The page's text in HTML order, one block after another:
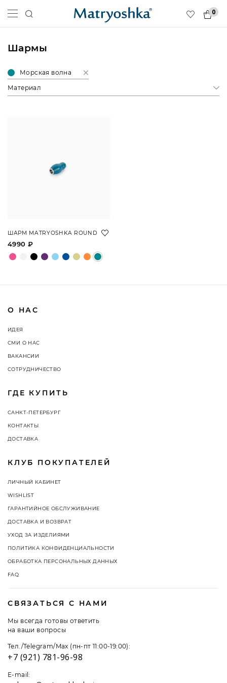
0
Шармы
Морская волна
Материал
ШАРМ MATRYOSHKA ROUND
4990 ₽
О НАС
ИДЕЯ
СМИ О НАС
ВАКАНСИИ
СОТРУДНИЧЕСТВО
ГДЕ КУПИТЬ
САНКТ-ПЕТЕРБУРГ
КОНТАКТЫ
ДОСТАВКА
КЛУБ ПОКУПАТЕЛЕЙ
ЛИЧНЫЙ КАБИНЕТ
WISHLIST
ГАРАНТИЙНОЕ ОБСЛУЖИВАНИЕ
ДОСТАВКА И ВОЗВРАТ
УХОД ЗА ИЗДЕЛИЯМИ
ПОЛИТИКА КОНФИДЕНЦИАЛЬНОСТИ
ОБРАБОТКА ПЕРСОНАЛЬНЫХ ДАННЫХ
FAQ
СВЯЗАТЬСЯ С НАМИ
Мы всегда готовы ответить
на ваши вопросы
Тел./Telegram/Max (пн-пт 11:00-19:00):
+7 (921) 781-96-98
E-mail: